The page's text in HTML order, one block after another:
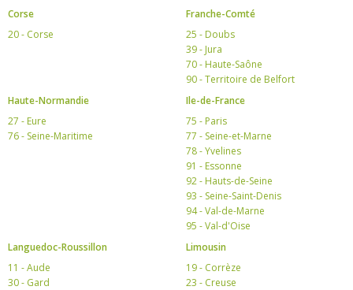
Corse
20 - Corse
Franche-Comté
25 - Doubs
39 - Jura
70 - Haute-Saône
90 - Territoire de Belfort
Haute-Normandie
27 - Eure
76 - Seine-Maritime
Ile-de-France
75 - Paris
77 - Seine-et-Marne
78 - Yvelines
91 - Essonne
92 - Hauts-de-Seine
93 - Seine-Saint-Denis
94 - Val-de-Marne
95 - Val-d'Oise
Languedoc-Roussillon
11 - Aude
30 - Gard
Limousin
19 - Corrèze
23 - Creuse